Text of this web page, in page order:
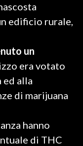
edificio rurale,
un
era votato
alla
di marijuana
hanno
di THC